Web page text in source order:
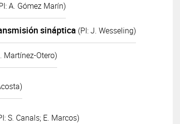
A. Gómez Marín)
sináptica (PI: J. Wesseling)
Martínez-Otero)
S. Canals; E. Marcos)